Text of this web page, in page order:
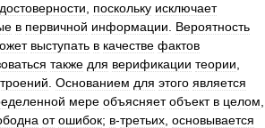
достоверности поскольку исключает
в первичной информации
Вероятность
выступать в качестве фактов
также для верификации теории
Основанием для этого является
мере объясняет объект в целом
от ошибок; в-третьих основывается